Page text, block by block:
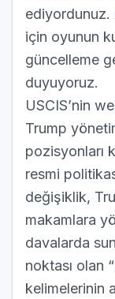
ediyordunuz.
için oyunun
güncelleme
duyuyoruz.
USCIS’nin
Trump
pozisyonları
resmi
değişiklik,
makamlara
davalarda
noktası olan
kelimelerinin